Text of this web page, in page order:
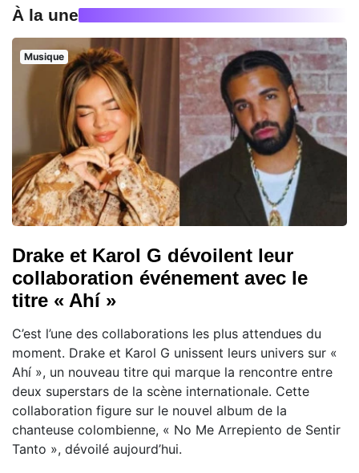
À la une
Musique
Drake et Karol G dévoilent leur
collaboration événement avec le
titre « Ahí »
C’est l’une des collaborations les plus attendues du
moment. Drake et Karol G unissent leurs univers sur «
Ahí », un nouveau titre qui marque la rencontre entre
deux superstars de la scène internationale. Cette
collaboration figure sur le nouvel album de la
chanteuse colombienne, « No Me Arrepiento de Sentir
Tanto », dévoilé aujourd’hui.